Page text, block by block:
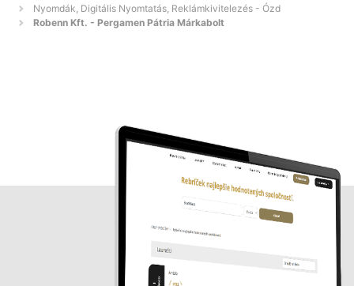
Nyomdák, Digitális Nyomtatás, Reklámkivitelezés - Ózd
Robenn Kft. - Pergamen Pátria Márkabolt